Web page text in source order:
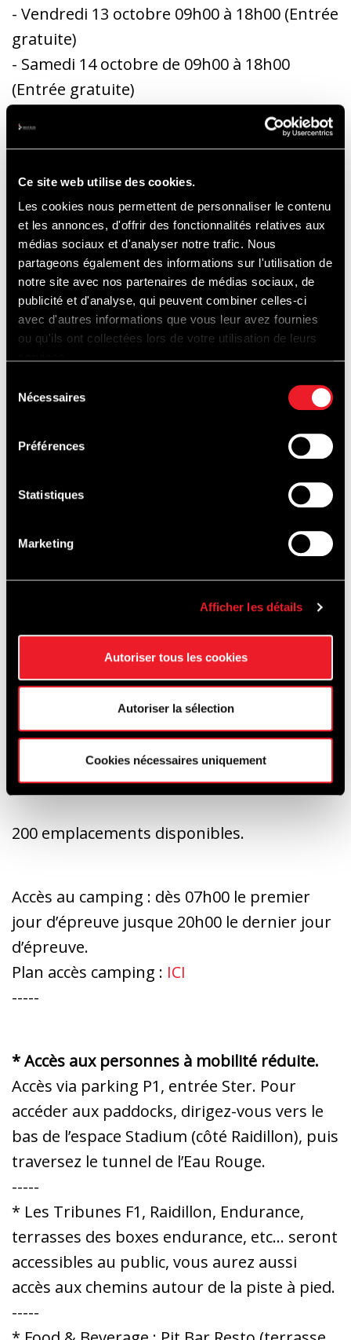
Ce site web utilise des cookies.
Les cookies nous permettent de personnaliser le contenu
et les annonces, d'offrir des fonctionnalités relatives aux
médias sociaux et d'analyser notre trafic. Nous
partageons également des informations sur l'utilisation de
notre site avec nos partenaires de médias sociaux, de
publicité et d'analyse, qui peuvent combiner celles-ci
avec d'autres informations que vous leur avez fournies
ou qu'ils ont collectées lors de votre utilisation de leurs
Nécessaires
Préférences
Statistiques
Marketing
Afficher les détails
Autoriser tous les cookies
Autoriser la sélection
Cookies nécessaires uniquement
- Vendredi 13 octobre 09h00 à 18h00 (Entrée
gratuite)
- Samedi 14 octobre de 09h00 à 18h00
(Entrée gratuite)
- Dimanche 15 octobre de 09h00 à 18h00
* Accès public / parking :
Merci de privilégier l’entrée « Spectateurs »
par « Ster », depuis les parkings P1 et P2.
Parking :
Vendredi : gratuit
Pas de prévente. Paiement par carte
Adresse parking : Route du Fagnou 4, 4970
Blanchimont ouverte également.
-----
-----
* Camping: 1 emplacement (25m² / max 4
personnes) = 30 € / weekend.
Pas de prévente. Paiement par carte
uniquement.
200 emplacements disponibles.
Accès au camping : dès 07h00 le premier
jour d’épreuve jusque 20h00 le dernier jour
d’épreuve.
Plan accès camping : ICI
-----
* Accès aux personnes à mobilité réduite.
Accès via parking P1, entrée Ster. Pour
accéder aux paddocks, dirigez-vous vers le
bas de l’espace Stadium (côté Raidillon), puis
traversez le tunnel de l’Eau Rouge.
-----
* Les Tribunes F1, Raidillon, Endurance,
terrasses des boxes endurance, etc... seront
accessibles au public, vous aurez aussi
accès aux chemins autour de la piste à pied.
-----